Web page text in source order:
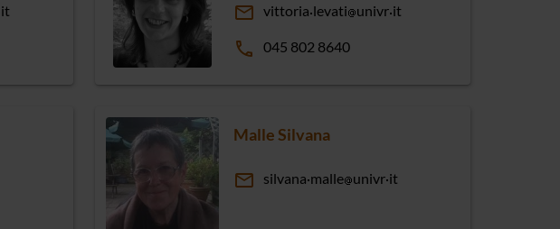
it email vittoria levati univr it
phone 045 802 8640
Malle Silvana
email silvana malle univr it